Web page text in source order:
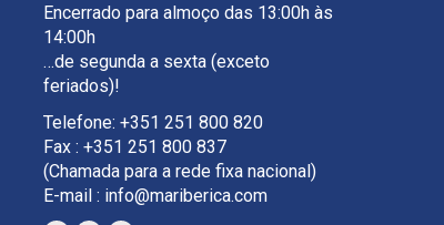
Encerrado para almoço das 13:00h às
14:00h
…de segunda a sexta (exceto
feriados)!
Telefone: +351 251 800 820
Fax : +351 251 800 837
(Chamada para a rede fixa nacional)
E-mail : info@mariberica.com